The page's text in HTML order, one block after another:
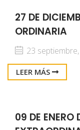
27 DE
ORDINARIA
23
LEER MÁS
09 DE ENERO